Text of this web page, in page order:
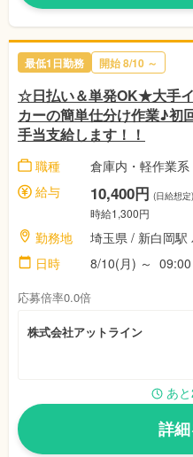
最低1日勤務 開始 8/10 ～
☆日払い＆単発OK★大手
カーの簡単仕分け作業♪初
手当支給します！！
職種
倉庫内・軽作業系
給与
10,400円 (日給想定)
時給1,300円
勤務地
埼玉県 / 新白岡駅
日時
8/10(月) ～
応募倍率0.0倍
株式会社アットライン
あ
詳